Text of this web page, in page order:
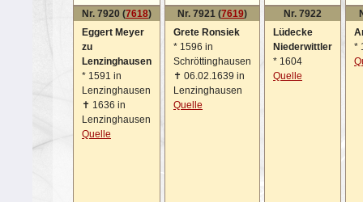
Nr. 7920 (7618)
Eggert Meyer
zu
Lenzinghausen
* 1591 in
Lenzinghausen
✝ 1636 in
Lenzinghausen
Quelle
Nr. 7921 (7619)
Grete Ronsiek
* 1596 in
Schröttinghausen
✝ 06.02.1639 in
Lenzinghausen
Quelle
Nr. 7922
Lüdecke
Niederwittler
* 1604
Quelle
*